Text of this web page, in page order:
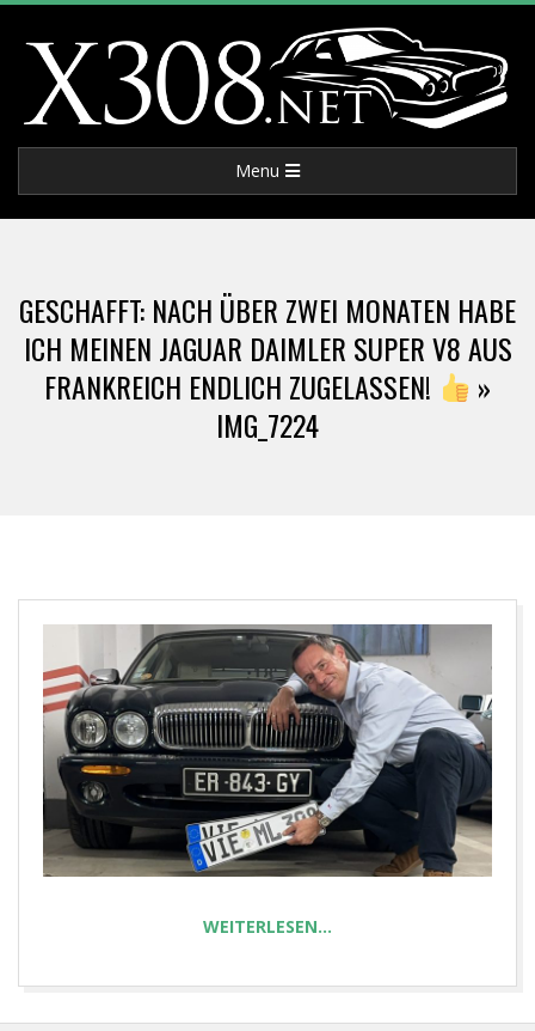
content
X
3
0
8
T
Navigation
Menu
GESCHAFFT: NACH ÜBER ZWEI MONATEN HABE
ICH MEINEN JAGUAR DAIMLER SUPER V8 AUS
FRANKREICH ENDLICH ZUGELASSEN!
»
IMG_7224
WEITERLESEN…